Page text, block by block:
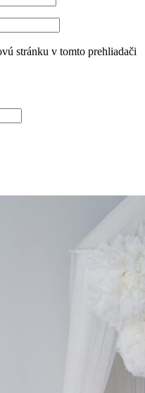
stránku v tomto prehliadači